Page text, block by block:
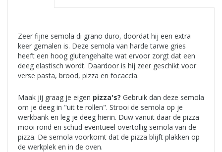
Zeer fijne semola di grano duro, doordat hij een extra
keer gemalen is. Deze semola van harde tarwe gries
heeft een hoog glutengehalte wat ervoor zorgt dat een
deeg elastisch wordt. Daardoor is hij zeer geschikt voor
verse pasta, brood, pizza en focaccia.
Maak jij graag je eigen pizza's? Gebruik dan deze semola
om je deeg in "uit te rollen". Strooi de semola op je
werkbank en leg je deeg hierin. Duw vanuit daar de pizza
mooi rond en schud eventueel overtollig semola van de
pizza. De semola voorkomt dat de pizza blijft plakken op
de werkplek en in de oven.